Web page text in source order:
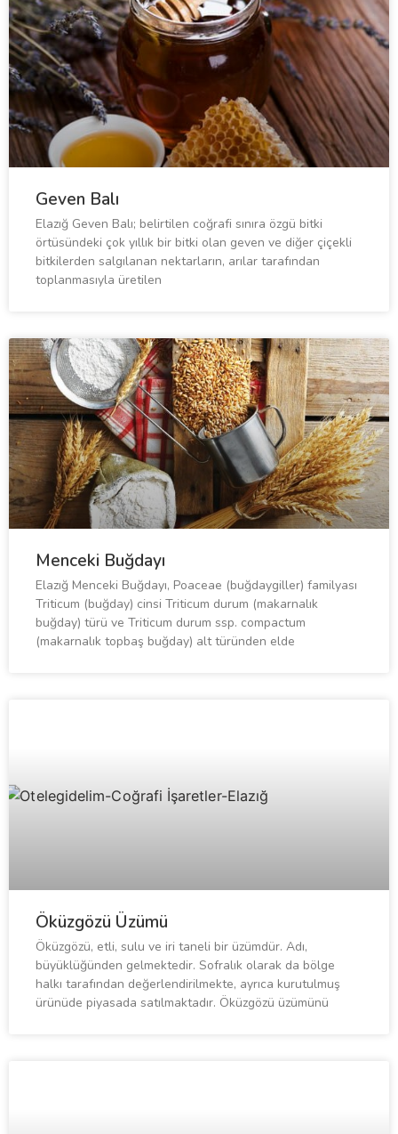
Geven Balı
Elazığ Geven Balı; belirtilen coğrafi sınıra özgü bitki
örtüsündeki çok yıllık bir bitki olan geven ve diğer çiçekli
bitkilerden salgılanan nektarların, arılar tarafından
toplanmasıyla üretilen
Menceki Buğdayı
Elazığ Menceki Buğdayı, Poaceae (buğdaygiller) familyası
Triticum (buğday) cinsi Triticum durum (makarnalık
buğday) türü ve Triticum durum ssp. compactum
(makarnalık topbaş buğday) alt türünden elde
Öküzgözü Üzümü
Öküzgözü, etli, sulu ve iri taneli bir üzümdür. Adı,
büyüklüğünden gelmektedir. Sofralık olarak da bölge
halkı tarafından değerlendirilmekte, ayrıca kurutulmuş
ürünüde piyasada satılmaktadır. Öküzgözü üzümünü